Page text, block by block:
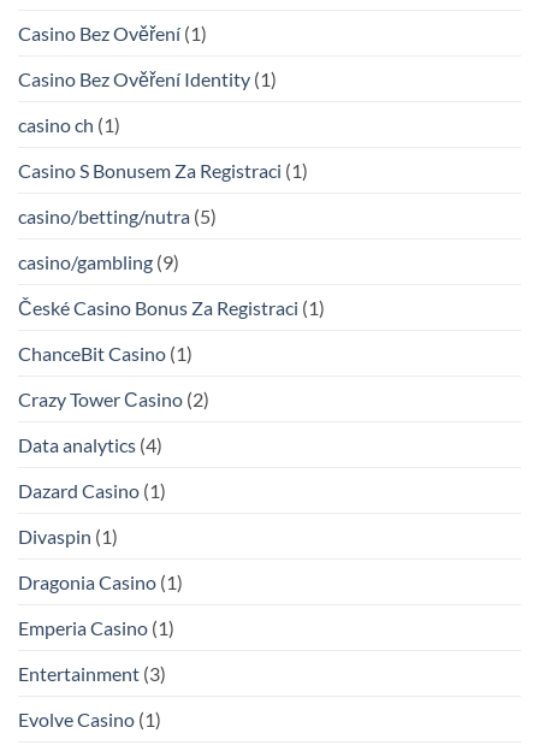
Casino Bez Ověření (1)
Casino Bez Ověření Identity (1)
casino ch (1)
Casino S Bonusem Za Registraci (1)
casino/betting/nutra (5)
casino/gambling (9)
České Casino Bonus Za Registraci (1)
ChanceBit Casino (1)
Crazy Tower Сasino (2)
Data analytics (4)
Dazard Casino (1)
Divaspin (1)
Dragonia Casino (1)
Emperia Casino (1)
Entertainment (3)
Evolve Casino (1)